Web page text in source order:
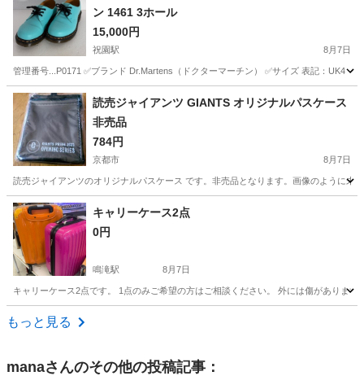
ン 1461 3ホール
15,000円
祝園駅 8月7日
管理番号...P0171 ✅ブランド Dr.Martens（ドクターマーチン） ✅サイズ 表記：UK4
京都 相楽郡 祝園駅
読売ジャイアンツ GIANTS オリジナルパスケース
非売品
784円
京都市 8月7日
読売ジャイアンツのオリジナルパスケース です。非売品となります。画像のように
京都 京都市 バッグ
キャリーケース2点
0円
鳴滝駅 8月7日
キャリーケース2点です。 1点のみご希望の方はご相談ください。 外には傷がありま
京都 京都市
もっと見る
manaさんのその他の投稿記事：